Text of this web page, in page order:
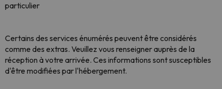
particulier
Certains des services énumérés peuvent être considérés
comme des extras. Veuillez vous renseigner auprès de la
réception à votre arrivée. Ces informations sont susceptibles
d'être modifiées par l'hébergement.